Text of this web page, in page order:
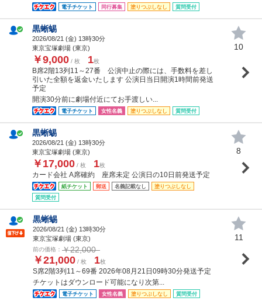
電子チケット 同行募集 塗りつぶしなし 質問受付
黒蜥蜴
2026/08/21 (金) 13時30分
東京宝塚劇場 (東京)
￥9,000 / 枚 1枚
B席2階13列11～27番 公演中止の際には、手数料を差し
引いた全額を返金いたします 公演日当日開演1時間前発送
予定
開演30分前に劇場付近にてお手渡しい...
電子チケット 女性名義 塗りつぶしなし 質問受付
10
黒蜥蜴
2026/08/21 (金) 13時30分
東京宝塚劇場 (東京)
￥17,000 / 枚 1枚
カード会社 A席確約 座席未定 公演日の10日前発送予定
紙チケット 郵送 名義記載なし
塗りつぶしなし
質問受付
8
黒蜥蜴
2026/08/21 (金) 13時30分
東京宝塚劇場 (東京)
前の価格： ￥22,000
￥21,000 / 枚 1枚
S席2階3列11～69番 2026年08月21日09時30分発送予定
チケットはダウンロード可能になり次第...
電子チケット 女性名義 塗りつぶしなし 質問受付
11